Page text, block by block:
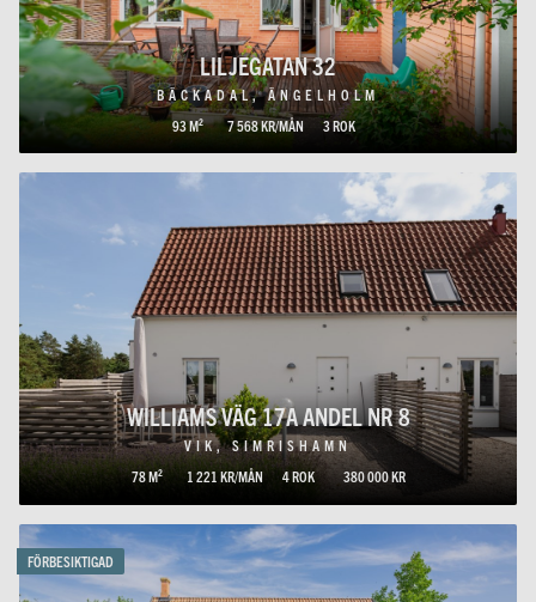
LILJEGATAN 32
BÄCKADAL, ÄNGELHOLM
93 M²
7 568 KR/MÅN 3 ROK
WILLIAMS VÄG 17A ANDEL NR 8
VIK, SIMRISHAMN
78 M²
1 221 KR/MÅN 4 ROK 380 000 KR
FÖRBESIKTIGAD